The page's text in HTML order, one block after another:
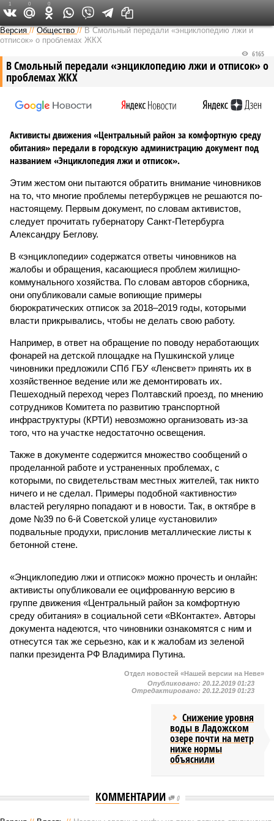
Версия на Неве
Версия //Общество //В Смольный передали «энциклопедию лжи и
отписок» о проблемах ЖКХ
В Смольный передали «энциклопедию лжи и отписок» о
проблемах ЖКХ
6165
Активисты движения «Центральный район за комфортную среду
обитания» передали в городскую администрацию документ под
названием «Энциклопедия лжи и отписок».
Этим жестом они пытаются обратить внимание чиновников
на то, что многие проблемы петербуржцев не решаются по-
настоящему. Первым документ, по словам активистов,
следует прочитать губернатору Санкт-Петербурга
Александру Беглову.
В «энциклопедии» содержатся ответы чиновников на
жалобы и обращения, касающиеся проблем жилищно-
коммунального хозяйства. По словам авторов сборника,
они опубликовали самые вопиющие примеры
бюрократических отписок за 2018–2019 годы, которыми
власти прикрывались, чтобы не делать свою работу.
Например, в ответ на обращение по поводу неработающих
фонарей на детской площадке на Пушкинской улице
чиновники предложили СПб ГБУ «Ленсвет» принять их в
хозяйственное ведение или же демонтировать их.
Пешеходный переход через Полтавский проезд, по мнению
сотрудников Комитета по развитию транспортной
инфраструктуры (КРТИ) невозможно организовать из-за
того, что на участке недостаточно освещения.
Также в документе содержится множество сообщений о
проделанной работе и устраненных проблемах, с
которыми, по свидетельствам местных жителей, так никто
ничего и не сделал. Примеры подобной «активности»
властей регулярно попадают и в новости. Так, в октябре в
доме №39 по 6-й Советской улице «установили»
подвальные продухи, прислонив металлические листы к
бетонной стене.
«Энциклопедию лжи и отписок» можно прочесть и онлайн:
активисты опубликовали ее оцифрованную версию в
группе движения «Центральный район за комфортную
среду обитания» в социальной сети «ВКонтакте». Авторы
документа надеются, что чиновники ознакомятся с ним и
отнесутся так же серьезно, как и к жалобам из зеленой
папки президента РФ Владимира Путина.
1 0 0
Отдел новостей «Нашей версии на Неве»
Опубликовано: 20.12.2019 01:23
Отредактировано: 20.12.2019 01:23
Снижение уровня
воды в Ладожском
озере почти на метр
ниже нормы
объяснили
КОММЕНТАРИИ 0